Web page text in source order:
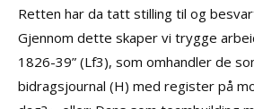
Retten har da tatt stilling til og
Gjennom dette skaper vi trygge
1826-39” (Lf3), som omhandler de
bidragsjournal (H) med register på